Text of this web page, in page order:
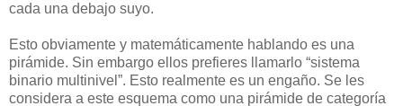
cada una debajo suyo.
Esto obviamente y matemáticamente hablando es una
pirámide. Sin embargo ellos prefieres llamarlo “sistema
binario multinivel”. Esto realmente es un engaño. Se les
considera a este esquema como una pirámide de categoría